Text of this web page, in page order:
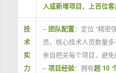
入或新增项目， 上百位
技
术
实
力
– 团队配置：定位 “精密
员，核心技术人员数量
亲自把关每个项目，避免
– 项目经验：拥有超 10